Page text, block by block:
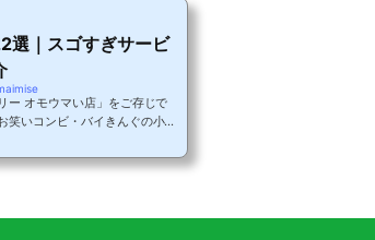
選｜スゴすぎサービ
ー オモウマい店」をご存じで
笑いコンビ・バイきんぐの小峠
る番組です。当然われらが群馬